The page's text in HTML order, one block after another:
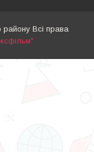
Всі права